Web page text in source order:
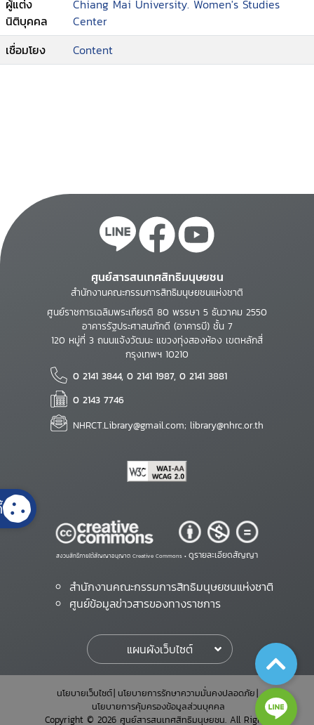
ผู้แต่ง
นิติบุคคล
Chiang Mai University. Women's Studies
Center
เชื่อมโยง
Content
ศูนย์สารสนเทศสิทธิมนุษยชน
สำนักงานคณะกรรมการสิทธิมนุษยชนแห่งชาติ
ศูนย์ราชการเฉลิมพระเกียรติ 80 พรรษา 5 ธันวาคม 2550
อาคารรัฐประศาสนภักดี (อาคารบี) ชั้น 7
120 หมู่ที่ 3 ถนนแจ้งวัฒนะ แขวงทุ่งสองห้อง เขตหลักสี่
กรุงเทพฯ 10210
0 2141 3844, 0 2141 1987, 0 2141 3881
0 2143 7746
NHRCT.Library@gmail.com; library@nhrc.or.th
สงวนสิทธิ์ภายใต้สัญญาอนุญาต Creative Commons • ดูรายละเอียดสัญญา
สำนักงานคณะกรรมการสิทธิมนุษยชนแห่งชาติ
ศูนย์ข้อมูลข่าวสารของทางราชการ
แผนผังเว็บไซต์
นโยบายเว็บไซต์ นโยบายการรักษาความมั่นคงปลอดภัย
นโยบายการคุ้มครองข้อมูลส่วนบุคคล
Copyright © 2026 ศูนย์สารสนเทศสิทธิมนุษยชน. All Rights